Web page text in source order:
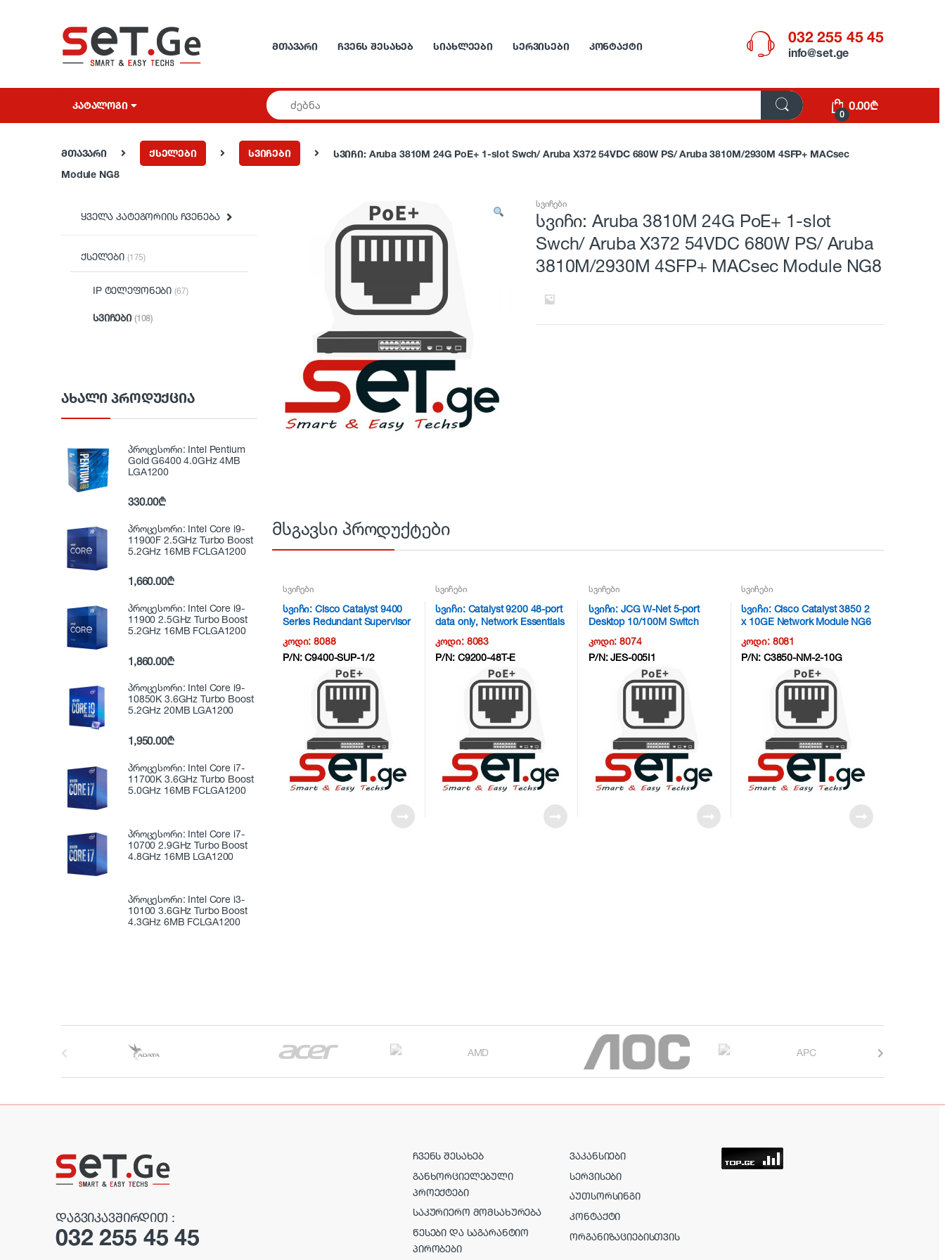
ᲛᲗᲐᲕᲐᲠᲘ ᲩᲕᲔᲜᲡ ᲨᲔᲡᲐᲮᲔᲑ ᲡᲘᲐᲮᲚᲔᲔᲑᲘ ᲡᲔᲠᲕᲘᲡᲔᲑᲘ ᲙᲝᲜᲢᲐᲥᲢᲘ
032 255 45 45
info@set.ge
ᲙᲐᲢᲐᲚᲝᲒᲘ
0
0.00₾
მთავარი ქსელები სვიჩები
სვიჩი: Aruba 3810M 24G PoE+ 1-slot Swch/ Aruba X372 54VDC 680W PS/ Aruba 3810M/2930M 4SFP+ MACsec
Module NG8
სვიჩები
სვიჩი: Aruba 3810M 24G PoE+ 1-slot
Swch/ Aruba X372 54VDC 680W PS/ Aruba
3810M/2930M 4SFP+ MACsec Module NG8
მსგავსი პროდუქტები
სვიჩები
სვიჩი: Cisco Catalyst 9400
Series Redundant Supervisor
კოდი:8088
P/N:C9400-SUP-1/2
სვიჩები
სვიჩი: Catalyst 9200 48-port
data only, Network Essentials
კოდი: 8083
P/N: C9200-48T-E
სვიჩები
სვიჩი: JCG W-Net 5-port
Desktop 10/100M Switch
კოდი:8074
P/N:JES-005I1
სვიჩები
სვიჩი: Cisco Catalyst 3850 2
x 10GE Network Module NG6
კოდი: 8081
P/N: C3850-NM-2-10G
ყველა კატეგორიის ჩვენება
ქსელები (175)
IP ტელეფონები(67)
სვიჩები (108)
ᲐᲮᲐᲚᲘ ᲞᲠᲝᲓᲣᲥᲪᲘᲐ
პროცესორი: Intel Pentium
Gold G6400 4.0GHz 4MB
LGA1200
330.00₾
პროცესორი: Intel Core i9-
11900F 2.5GHz Turbo Boost
5.2GHz 16MB FCLGA1200
1,660.00₾
პროცესორი: Intel Core i9-
11900 2.5GHz Turbo Boost
5.2GHz 16MB FCLGA1200
1,860.00₾
პროცესორი: Intel Core i9-
10850K 3.6GHz Turbo Boost
5.2GHz 20MB LGA1200
1,950.00₾
პროცესორი: Intel Core i7-
11700K 3.6GHz Turbo Boost
5.0GHz 16MB FCLGA1200
პროცესორი: Intel Core i7-
10700 2.9GHz Turbo Boost
4.8GHz 16MB LGA1200
პროცესორი: Intel Core i3-
10100 3.6GHz Turbo Boost
4.3GHz 6MB FCLGA1200
ᲓᲐᲒᲕᲘᲙᲐᲕᲨᲘᲠᲓᲘᲗ :
032 255 45 45
ᲩᲕᲔᲜᲡ ᲨᲔᲡᲐᲮᲔᲑ
ᲒᲐᲜᲮᲝᲠᲪᲘᲔᲚᲔᲑᲣᲚᲘ
ᲞᲠᲝᲔᲥᲢᲔᲑᲘ
ᲡᲐᲙᲣᲠᲘᲔᲠᲝ ᲛᲝᲛᲡᲐᲮᲣᲠᲔᲑᲐ
ᲬᲔᲡᲔᲑᲘ ᲓᲐ ᲡᲐᲒᲐᲠᲐᲜᲢᲘᲝ
ᲞᲘᲠᲝᲑᲔᲑᲘ
ᲕᲐᲙᲐᲜᲡᲘᲔᲑᲘ
ᲡᲔᲠᲕᲘᲡᲔᲑᲘ
ᲐᲣᲗᲡᲝᲠᲡᲘᲜᲒᲘ
ᲙᲝᲜᲢᲐᲥᲢᲘ
ᲝᲠᲒᲐᲜᲘᲖᲐᲪᲘᲔᲑᲘᲡᲗᲕᲘᲡ